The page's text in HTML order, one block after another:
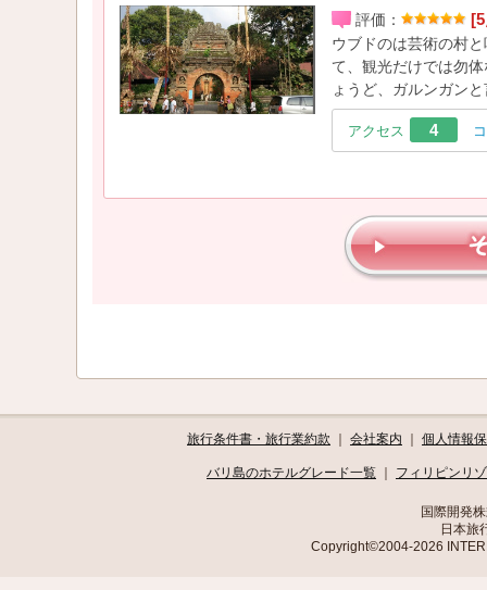
評価：
ウブドのは芸術の村
て、観光だけでは勿
ょうど、ガルンガン
アクセス 4
旅行条件書・旅行業約款 会社案内 個人情報
バリ島のホテルグレード一覧 フィリピンリ
国際開発
日本旅
Copyright©2004-2026